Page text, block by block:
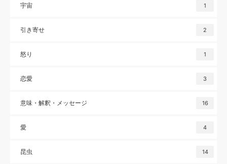
宇宙 1
引き寄せ 2
怒り 1
恋愛 3
意味・解釈・メッセージ 16
愛 4
昆虫 14